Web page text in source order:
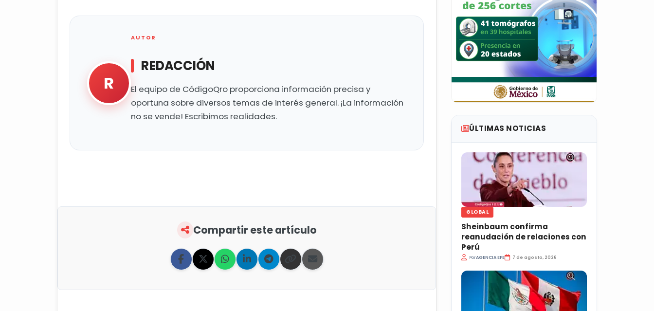
R
AUTOR
REDACCIÓN
El equipo de CódigoQro proporciona información precisa y
oportuna sobre diversos temas de interés general. ¡La información
no se vende! Escribimos realidades.
Compartir este artículo
ÚLTIMAS NOTICIAS
GLOBAL
Sheinbaum confirma
reanudación de relaciones con
Perú
PorAGENCIA EFE 7 de agosto, 2026